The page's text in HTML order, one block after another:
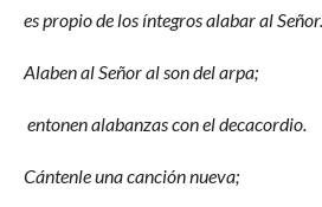
es propio de los íntegros alabar al Señor.
Alaben al Señor al son del arpa;
entonen alabanzas con el decacordio.
Cántenle una canción nueva;